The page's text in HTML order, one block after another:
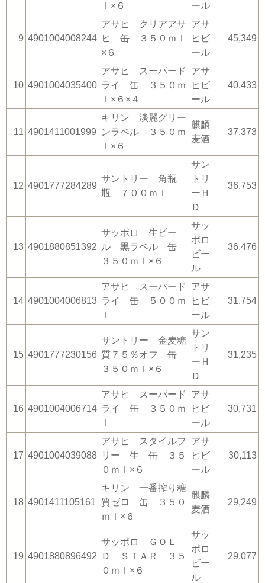
ｌ×６
ール
9 4901004008244
アサヒ クリアアサ
ヒ 缶 ３５０ｍｌ
×６
アサ
ヒビ
ール
45,349
10 4901004035400
アサヒ スーパード
ライ 缶 ３５０ｍ
ｌ×６×４
アサ
ヒビ
ール
40,433
11 4901411001999
キリン 淡麗グリー
ンラベル ３５０ｍ
ｌ×６
麒麟
麦酒
37,373
12 4901777284289
サントリー 角瓶
瓶 ７００ｍｌ
サン
トリ
ーＨ
Ｄ
36,753
13 4901880851392
サッポロ 生ビー
ル 黒ラベル 缶
３５０ｍｌ×６
サッ
ポロ
ビー
ル
36,476
14 4901004006813
アサヒ スーパード
ライ 缶 ５００ｍ
ｌ
アサ
ヒビ
ール
31,754
15 4901777230156
サントリー 金麦糖
質７５％オフ 缶
３５０ｍｌ×６
サン
トリ
ーＨ
Ｄ
31,235
16 4901004006714
アサヒ スーパード
ライ 缶 ３５０ｍ
ｌ
アサ
ヒビ
ール
30,731
17 4901004039088
アサヒ スタイルフ
リー 生 缶 ３５
０ｍｌ×６
アサ
ヒビ
ール
30,113
18 4901411105161
キリン 一番搾り糖
質ゼロ 缶 ３５０
ｍｌ×６
麒麟
麦酒
29,249
19 4901880896492
サッポロ ＧＯＬ
Ｄ ＳＴＡＲ ３５
０ｍｌ×６
サッ
ポロ
ビー
ル
29,077